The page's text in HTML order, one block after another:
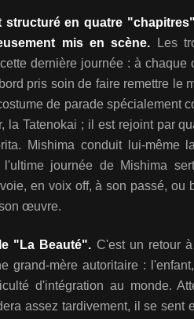
structuré en quatre
mis en scène. Les
dernière journée : à chaque
pris soin de faire remettre le
de parade spécialement
la Tatenokai ; il est rejoint par
Mishima conduit lui-même
journée de Mishima
en voix off, à son passé, ou
œuvre.
"La Beauté". C'est un retour
grand-mère autoritaire :
d'intégration au monde.
assez tardivement, il se sent